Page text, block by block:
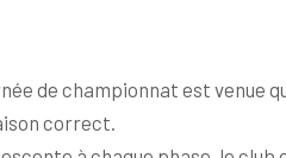
de championnat est venue
correct.